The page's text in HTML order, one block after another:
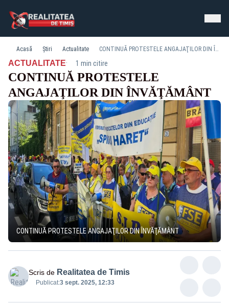
Acasă Știri Actualitate CONTINUĂ PROTESTELE ANGAJAŢILOR DIN ÎNVĂŢĂMÂNT
ACTUALITATE· 1 min citire
CONTINUĂ PROTESTELE
ANGAJAŢILOR DIN ÎNVĂŢĂMÂNT
CONTINUĂ PROTESTELE ANGAJAŢILOR DIN ÎNVĂŢĂMÂNT
Scris de Realitatea de Timis
Publicat:3 sept. 2025, 12:33